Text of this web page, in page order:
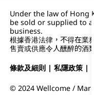
Under the law of
be sold or supplied to
business.
根據香港法律，不得在業
售賣或供應令人醺醉的酒
條款及細則 |私隱政策 |
© 2024 Wellcome /